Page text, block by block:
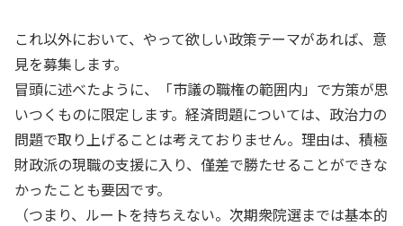
これ以外において、やって欲しい政策テーマがあれば、意
見を募集します。
冒頭に述べたように、「市議の職権の範囲内」で方策が思
いつくものに限定します。経済問題については、政治力の
問題で取り上げることは考えておりません。理由は、積極
財政派の現職の支援に入り、僅差で勝たせることができな
かったことも要因です。
（つまり、ルートを持ちえない。次期衆院選までは基本的